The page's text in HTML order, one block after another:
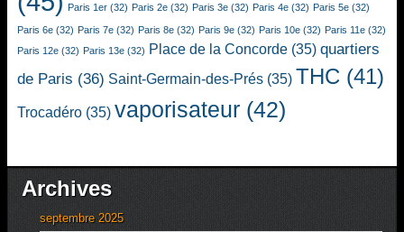
Paris 1er (32) Paris 2e (32) Paris 3e (32) Paris 4e (32) Paris 5e (32)
Paris 6e (32) Paris 7e (32) Paris 8e (32) Paris 9e (32) Paris 10e (32) Paris 11e (32)
Paris 12e (32) Paris 13e (32) Place de la Concorde (35) quartiers
de Paris (36) Saint-Germain-des-Prés (35) THC (41)
Trocadéro (35) vaporisateur (42)
Archives
septembre 2025